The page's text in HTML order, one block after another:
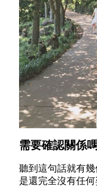
需要確認關係
聽到這句話就有
是還完全沒有任